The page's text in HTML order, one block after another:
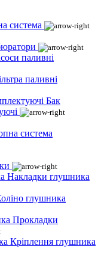
система
паливні
паливні
Бак
система
Накладки глушника
глушника
Прокладки
Кріплення глушника